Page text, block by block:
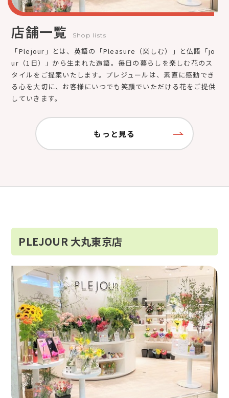
店舗一覧 Shop lists
「Plejour」とは、英語の「Pleasure（楽しむ）」と仏語「jo
ur（1日）」から生まれた造語。毎日の暮らしを楽しむ花のス
タイルをご提案いたします。プレジュールは、素直に感動でき
る心を大切に、お客様にいつでも笑顔でいただける花をご提供
していきます。
もっと見る
PLEJOUR 大丸東京店